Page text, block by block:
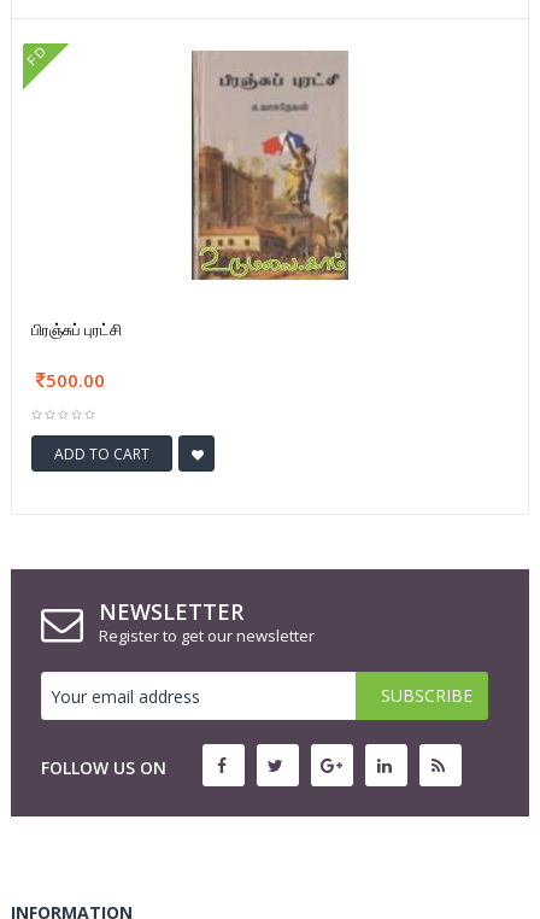
FD
பிரஞ்சுப் புரட்சி
500.00
ADD TO CART
NEWSLETTER
Register to get our newsletter
FOLLOW US ON
INFORMATION